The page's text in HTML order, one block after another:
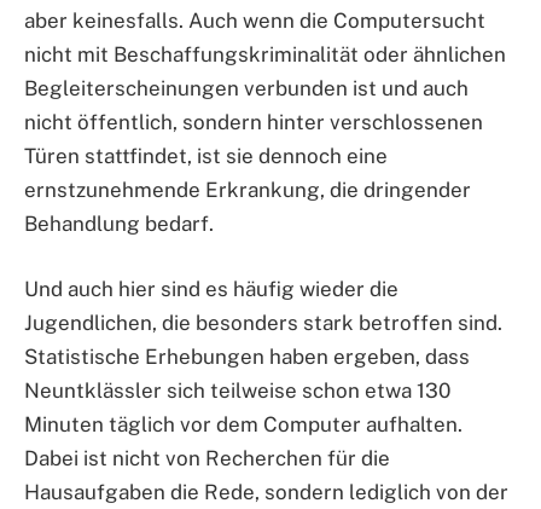
aber keinesfalls. Auch wenn die Computersucht
nicht mit Beschaffungskriminalität oder ähnlichen
Begleiterscheinungen verbunden ist und auch
nicht öffentlich, sondern hinter verschlossenen
Türen stattfindet, ist sie dennoch eine
ernstzunehmende Erkrankung, die dringender
Behandlung bedarf.
Und auch hier sind es häufig wieder die
Jugendlichen, die besonders stark betroffen sind.
Statistische Erhebungen haben ergeben, dass
Neuntklässler sich teilweise schon etwa 130
Minuten täglich vor dem Computer aufhalten.
Dabei ist nicht von Recherchen für die
Hausaufgaben die Rede, sondern lediglich von der